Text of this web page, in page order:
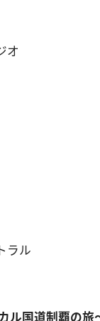
オ
ラル
カル国道制覇の